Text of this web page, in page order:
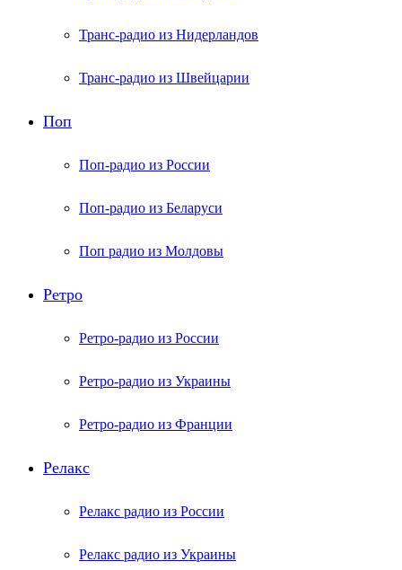
Транс-радио из Нидерландов
Транс-радио из Швейцарии
Поп
Поп-радио из России
Поп-радио из Беларуси
Поп радио из Молдовы
Ретро
Ретро-радио из России
Ретро-радио из Украины
Ретро-радио из Франции
Релакс
Релакс радио из России
Релакс радио из Украины